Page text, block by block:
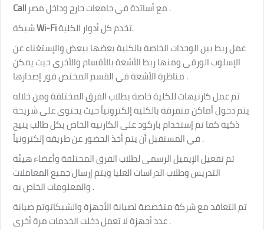
Callمع أساتذة في جامعات حارج وداخل مصر.
شبكةWi-Fiتخدم كل أدوار الكلية.
عمل ربط بين الوحدات الخاصة بالكلية بعضها ببعض والإستغناء عن
الإسلوب الورقى ومنها ربط الأشعة بالأقسام والأخرى حيث يمكن
مناظرة الأشعة في القسم المختص فور إصدارها.
تم عمل كارنيهات للكلية خاصة بطلاب الفرق المختلفة ومن خلاله
يتم دخول أماكن متفرقة بالكلية إلكترونياً حيث يحتوى على شريحة
ذكية كما تم إستخدام باركود على الكارنيه الخاص بكل طالب يتيح
في المستقبل أن يتم أخذ الحضور عن طريقه إلكترونياً.
تم تفعيل الإيميل الرسمى لطلاب الفرق المختلفة وأعضاء هيئة
التدريس وطلاب الدراسات العليا ويتم إرسال جميع المعاملات
والمعلومات الخاص به.
تم التعاقد مع شركة متخصصة لصيانة الأجهزة والشبكاتوتم صيانة
عدد أجهزة لا تعمل دخلت الخدمات مرة أخرى.